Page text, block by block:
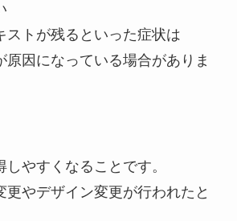
ストが残るといった症状は
原因になっている場合がありま
やすくなることです。
更やデザイン変更が行われたと